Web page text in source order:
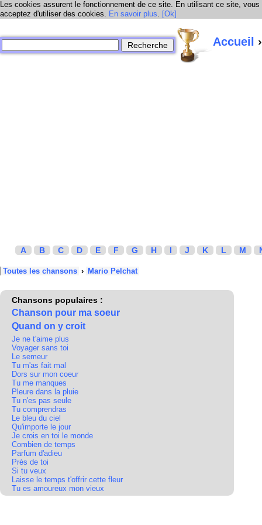
Les cookies assurent le fonctionnement de ce site. En utilisant ce site, vous
acceptez d'utiliser des cookies. En savoir plus. [Ok]
Accueil
A B C D E F G H I J K L M
Toutes les chansons › Mario Pelchat
Chansons populaires :
Chanson pour ma soeur
Quand on y croit
Je ne t'aime plus
Voyager sans toi
Le semeur
Tu m'as fait mal
Dors sur mon coeur
Tu me manques
Pleure dans la pluie
Tu n'es pas seule
Tu comprendras
Le bleu du ciel
Qu'importe le jour
Je crois en toi le monde
Combien de temps
Parfum d'adieu
Près de toi
Si tu veux
Laisse le temps t'offrir cette fleur
Tu es amoureux mon vieux